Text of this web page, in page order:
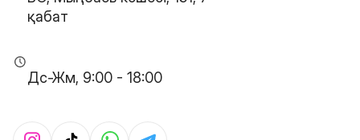
қабат
Дс-Жм, 9:00 - 18:00